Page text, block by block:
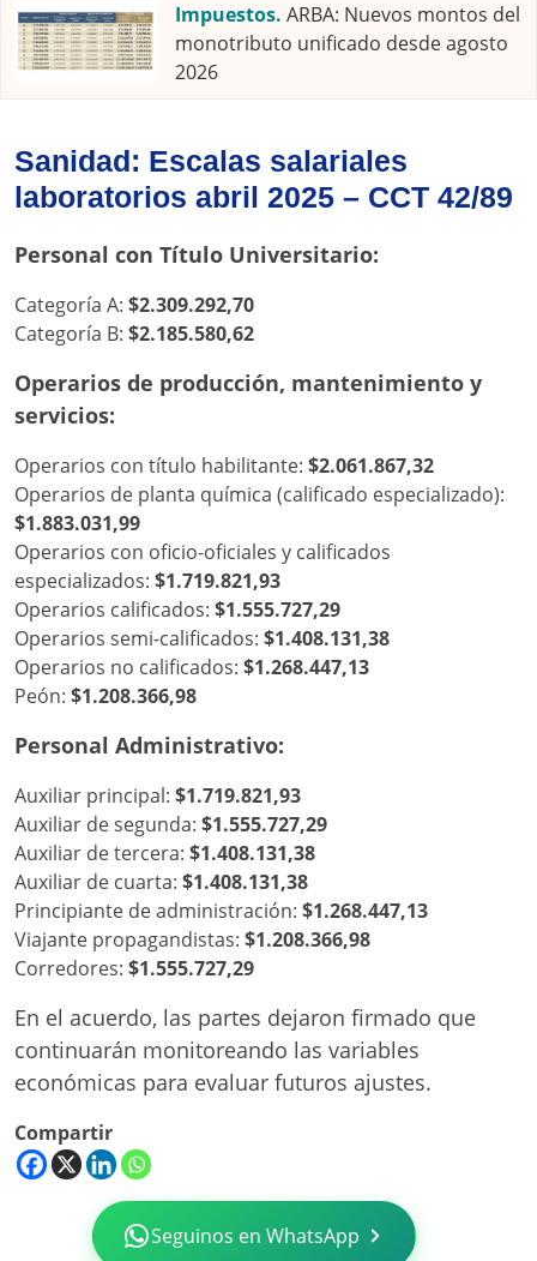
Impuestos. ARBA: Nuevos montos del
monotributo unificado desde agosto
2026
Sanidad: Escalas salariales
laboratorios abril 2025 – CCT 42/89
Personal con Título Universitario:
Categoría A: $2.309.292,70
Categoría B: $2.185.580,62
Operarios de producción, mantenimiento y
servicios:
Operarios con título habilitante: $2.061.867,32
Operarios de planta química (calificado especializado):
$1.883.031,99
Operarios con oficio-oficiales y calificados
especializados: $1.719.821,93
Operarios calificados: $1.555.727,29
Operarios semi-calificados: $1.408.131,38
Operarios no calificados: $1.268.447,13
Peón: $1.208.366,98
Personal Administrativo:
Auxiliar principal: $1.719.821,93
Auxiliar de segunda: $1.555.727,29
Auxiliar de tercera: $1.408.131,38
Auxiliar de cuarta: $1.408.131,38
Principiante de administración: $1.268.447,13
Viajante propagandistas: $1.208.366,98
Corredores: $1.555.727,29
En el acuerdo, las partes dejaron firmado que
continuarán monitoreando las variables
económicas para evaluar futuros ajustes.
Compartir
Seguinos en WhatsApp